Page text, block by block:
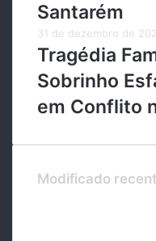
Santarém
31 de dezembro de
Tragédia
Sobrinho
em Conflito
Modificado